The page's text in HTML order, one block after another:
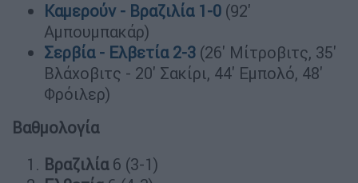
Καμερούν - Βραζιλία 1-0 (92'
Αμπουμπακάρ)
Σερβία - Ελβετία 2-3 (26' Μίτροβιτς, 35'
Βλάχοβιτς - 20' Σακίρι, 44' Εμπολό, 48'
Φρόιλερ)
Βαθμολογία
Bραζιλία6 (3-1)